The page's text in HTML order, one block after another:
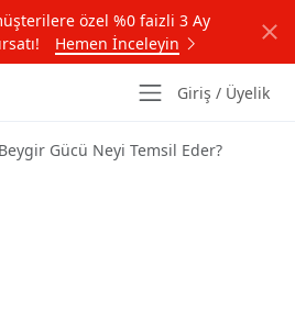
özel %0 faizli 3 Ay
Hemen İnceleyin
Giriş / Üyelik
Gücü Neyi Temsil Eder?